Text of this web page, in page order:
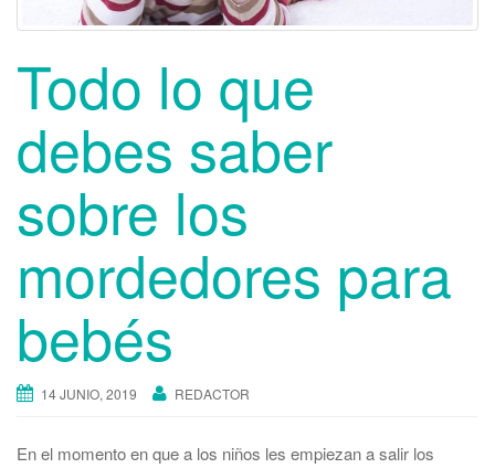
Todo lo que
debes saber
sobre los
mordedores para
bebés
14 JUNIO, 2019 REDACTOR
En el momento en que a los niños les empiezan a salir los